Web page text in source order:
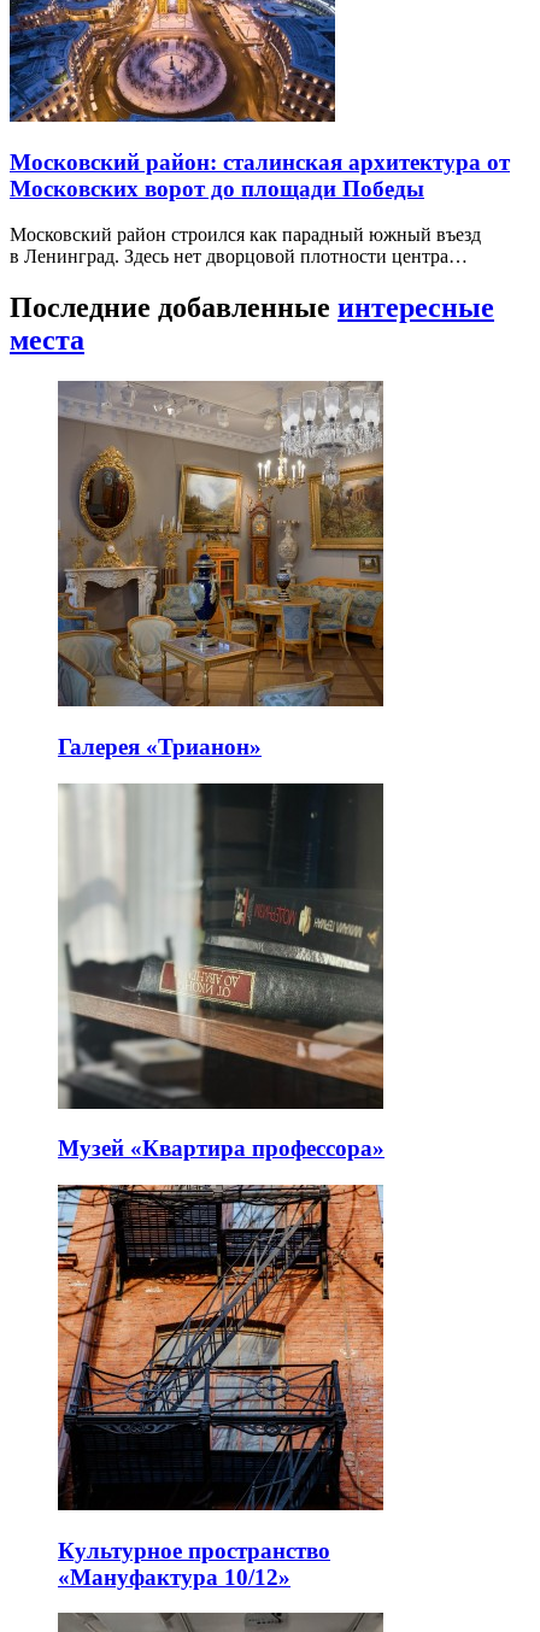
Московский район: сталинская архитектура от
Московских ворот до площади Победы
Московский район строился как парадный южный въезд
в Ленинград. Здесь нет дворцовой плотности центра…
Последние добавленные интересные
места
Галерея «Трианон»
Музей «Квартира профессора»
Культурное пространство
«Мануфактура 10/12»